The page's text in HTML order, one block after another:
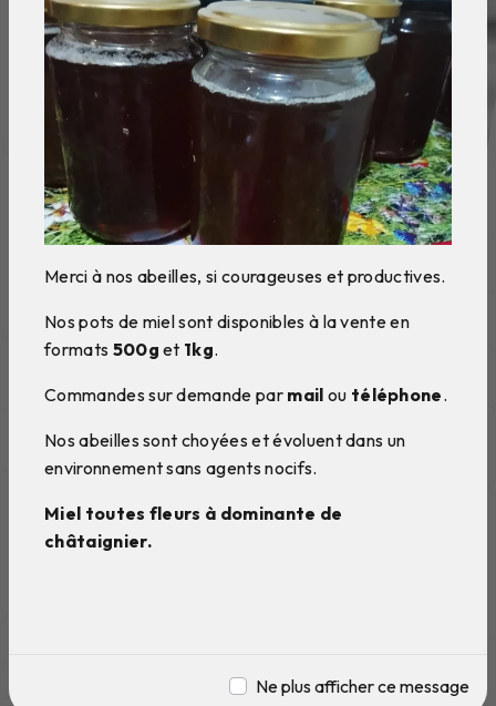
Merci à nos abeilles, si courageuses et productives.
Nos pots de miel sont disponibles à la vente en
formats 500g et 1kg.
Commandes sur demande par mail ou téléphone.
Nos abeilles sont choyées et évoluent dans un
environnement sans agents nocifs.
Miel toutes fleurs à dominante de
châtaignier.
Ne plus afficher ce message